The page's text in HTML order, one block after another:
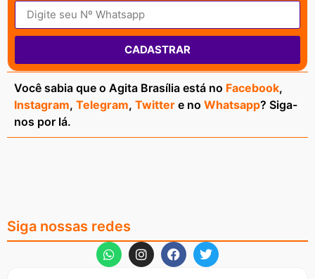
CADASTRAR
Você sabia que o Agita Brasília está no Facebook,
Instagram, Telegram, Twitter e no Whatsapp? Siga-
nos por lá.
Siga nossas redes